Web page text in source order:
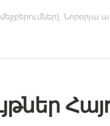
, Նորօրյա